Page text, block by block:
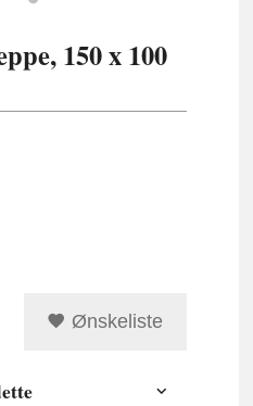
150 x 100
Ønskeliste